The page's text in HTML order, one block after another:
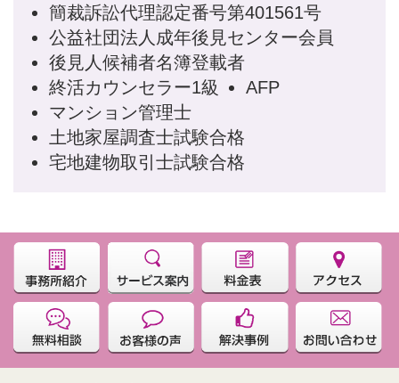
簡裁訴訟代理認定番号第401561号
公益社団法人成年後見センター会員
後見人候補者名簿登載者
終活カウンセラー1級
AFP
マンション管理士
土地家屋調査士試験合格
宅地建物取引士試験合格